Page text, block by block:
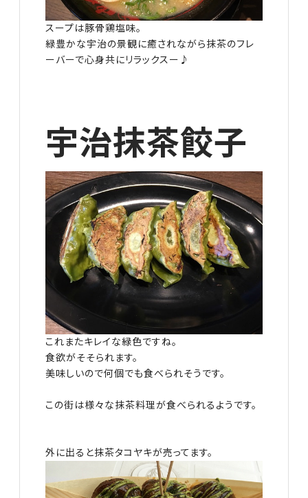
スープは豚骨鶏塩味。
緑豊かな宇治の景観に癒されながら抹茶のフレ
ーバーで心身共にリラックスー♪
宇治抹茶餃子
これまたキレイな緑色ですね。
食欲がそそられます。
美味しいので何個でも食べられそうです。
この街は様々な抹茶料理が食べられるようです。
外に出ると抹茶タコヤキが売ってます。